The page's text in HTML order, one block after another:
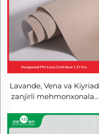
yashing
Lavande, Vena va Kiyriad
zanjirli mehmonxonalar
o'chiruvchi devor
qoplamasi uchun